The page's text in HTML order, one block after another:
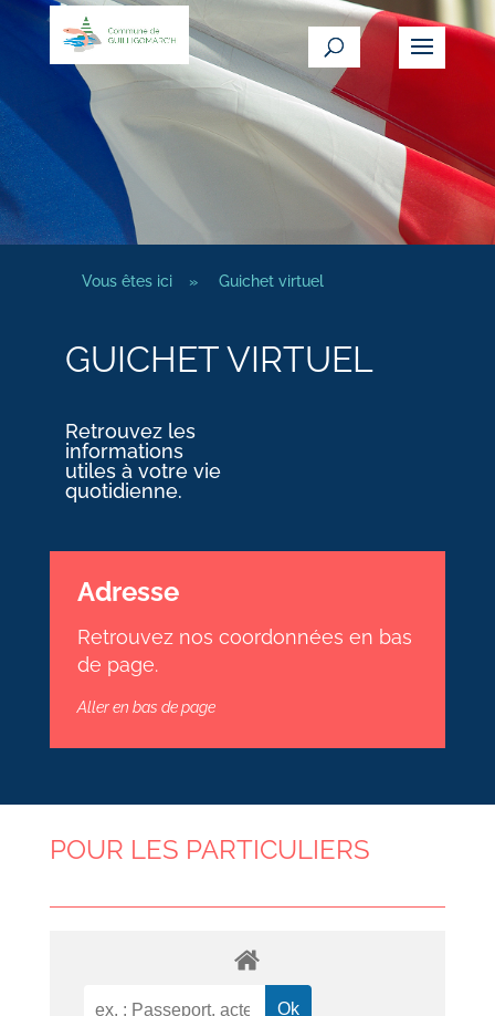
Vous êtes ici » Guichet virtuel
GUICHET VIRTUEL
Retrouvez les
informations
utiles à votre vie
quotidienne.
Adresse
Retrouvez nos coordonnées en bas
de page.
Aller en bas de page
POUR LES PARTICULIERS